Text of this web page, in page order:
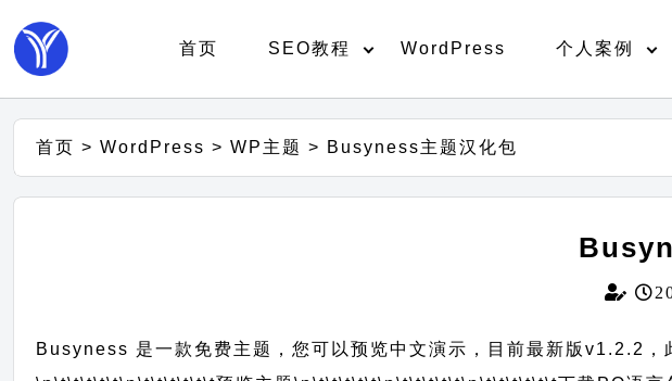
首页 SEO教程 WordPress 个人案例
首页 >WordPress >WP主题 > Busyness主题汉化包
Busyness 是一款免费主题，您可以预览中文演示，目前最新版v1.2.2，